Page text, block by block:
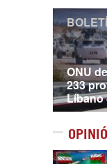
ONU
233
Líbano